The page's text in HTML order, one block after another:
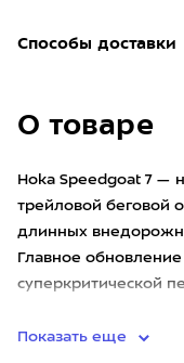
Способы доставки
О товаре
Hoka Speedgoat 7 —
трейловой беговой
длинных
Главное
суперкритической
Показать еще